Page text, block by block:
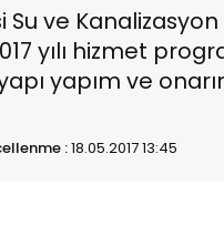
Su ve
yılı hizmet
yapım ve
:18.05.2017 13:45